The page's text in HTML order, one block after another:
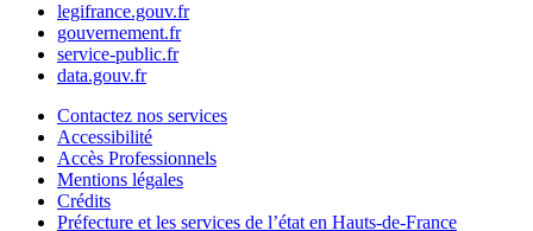
legifrance.gouv.fr
gouvernement.fr
service-public.fr
data.gouv.fr
Contactez nos services
Accessibilité
Accès Professionnels
Mentions légales
Crédits
Préfecture et les services de l’état en Hauts-de-France